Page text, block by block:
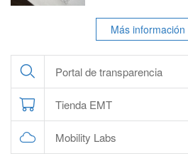
Más información
Portal de transparencia
Tienda EMT
Mobility Labs